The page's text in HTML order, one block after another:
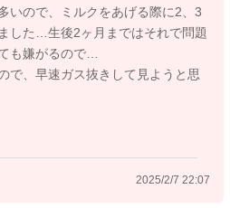
てください。
。
いので、ミルクをあげる際に2、3
した…生後2ヶ月まではそれで問題
も嫌がるので…
で、早速ガス抜きして見ようと思
2025/2/7 22:07